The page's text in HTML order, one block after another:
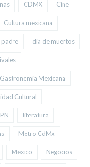
CDMX Cine
Cultura mexicana
padre día de muertos
Gastronomía Mexicana
Cultural
IPN literatura
Metro CdMx
México Negocios